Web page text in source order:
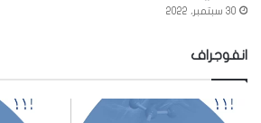
30 سبتمبر، 2022
انفوجراف